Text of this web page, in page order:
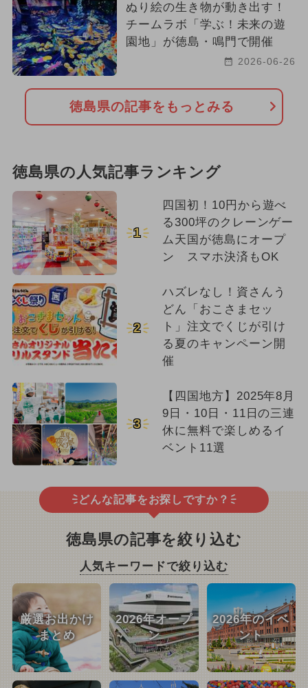
2021年のイベント
ぬり絵の生き物が動き出す！
チームラボ「学ぶ！未来の遊
園地」が徳島・鳴門で開催
2026-06-26
徳島県の記事をもっとみる
徳島県の人気記事ランキング
1
四国初！10円から遊べ
る300坪のクレーンゲー
ム天国が徳島にオープ
ン スマホ決済もOK
2
ハズレなし！資さんう
どん「おこさまセッ
ト」注文でくじが引け
る夏のキャンペーン開
催
3
【四国地方】2025年8月
9日・10日・11日の三連
休に無料で楽しめるイ
ベント11選
どんな記事をお探しですか？
徳島県の記事を絞り込む
人気キーワードで絞り込む
厳選お出かけ
まとめ
2026年オープ
ン
2026年のイベ
ント